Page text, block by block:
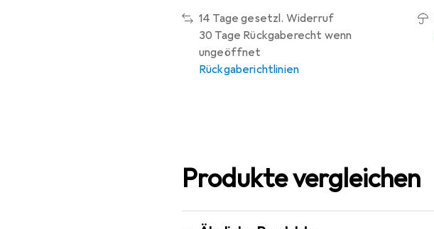
14 Tage gesetzl. Widerruf
30 Tage Rückgaberecht wenn
ungeöffnet
Rückgaberichtlinien
Produkte vergleichen